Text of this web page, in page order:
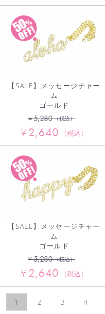
【SALE】メッセージチャー
ム
ゴールド
¥5,280 （税込）
¥2,640 （税込）
【SALE】メッセージチャー
ム
ゴールド
¥5,280 （税込）
¥2,640 （税込）
1 2 3 4